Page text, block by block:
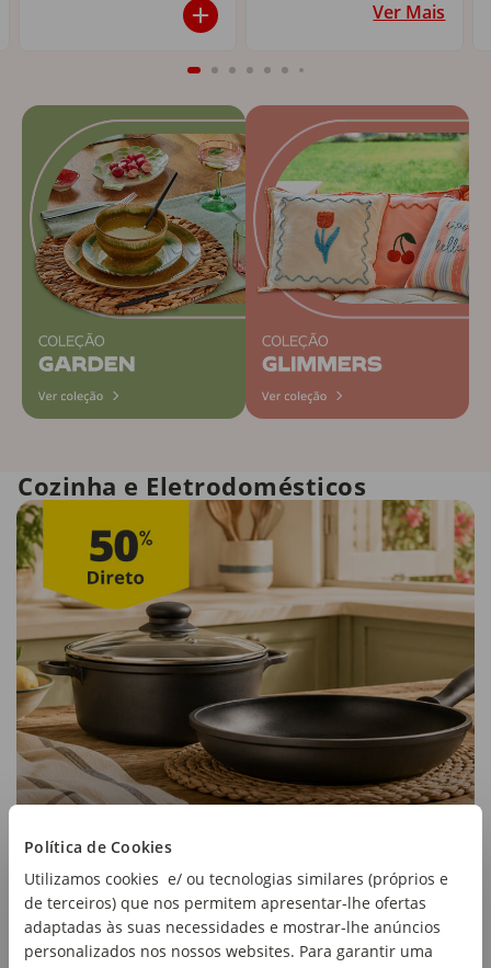
Política de Cookies
Utilizamos cookies e/ ou tecnologias similares (próprios e
de terceiros) que nos permitem apresentar-lhe ofertas
adaptadas às suas necessidades e mostrar-lhe anúncios
personalizados nos nossos websites. Para garantir uma
Ver Mais
Cozinha e Eletrodomésticos